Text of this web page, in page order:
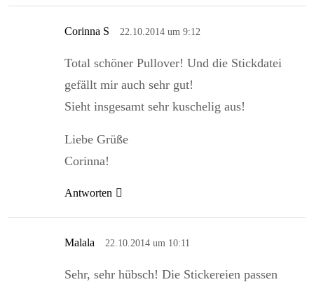
Corinna S 22.10.2014 um 9:12
Total schöner Pullover! Und die Stickdatei
gefällt mir auch sehr gut!
Sieht insgesamt sehr kuschelig aus!
Liebe Grüße
Corinna!
Antworten
Malala 22.10.2014 um 10:11
Sehr, sehr hübsch! Die Stickereien passen